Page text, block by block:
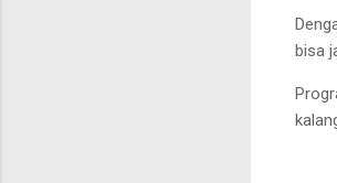
bisa